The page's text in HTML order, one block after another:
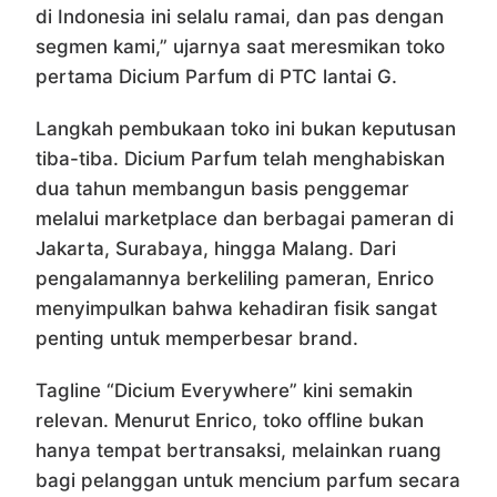
di Indonesia ini selalu ramai, dan pas dengan
segmen kami,” ujarnya saat meresmikan toko
pertama Dicium Parfum di PTC lantai G.
Langkah pembukaan toko ini bukan keputusan
tiba-tiba. Dicium Parfum telah menghabiskan
dua tahun membangun basis penggemar
melalui marketplace dan berbagai pameran di
Jakarta, Surabaya, hingga Malang. Dari
pengalamannya berkeliling pameran, Enrico
menyimpulkan bahwa kehadiran fisik sangat
penting untuk memperbesar brand.
Tagline “Dicium Everywhere” kini semakin
relevan. Menurut Enrico, toko offline bukan
hanya tempat bertransaksi, melainkan ruang
bagi pelanggan untuk mencium parfum secara